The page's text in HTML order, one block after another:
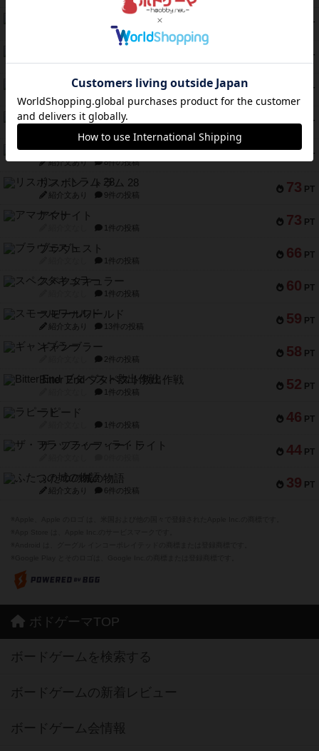
PT
ファースト・イン・フライト
3件の投稿
PT
紹介文あり 1件の投稿
PT
テンプテーション
紹介文なし 2件の投稿
78 PT
インドネシア
75 PT
宵と暁の呪文書
紹介文あり 8件の投稿
73 PT
リスボン・トラム 28
紹介文あり 9件の投稿
73 PT
アマナイト
1件の投稿
66 PT
ブラヴェスト
1件の投稿
60 PT
スペクタキュラー
1件の投稿
59 PT
スモールワールド
紹介文あり 13件の投稿
58 PT
ギャンブラー
2件の投稿
52 PT
Bitter End ブタペスト救出作戦
1件の投稿
46 PT
ラピード
1件の投稿
44 PT
ザ・フラッフィー・ライト
39 PT
ふたつの城の物語
紹介文あり 6件の投稿
ボドゲーマTOP
ボードゲームを検索する
ボードゲームの新着レビュー
ボードゲーム会情報